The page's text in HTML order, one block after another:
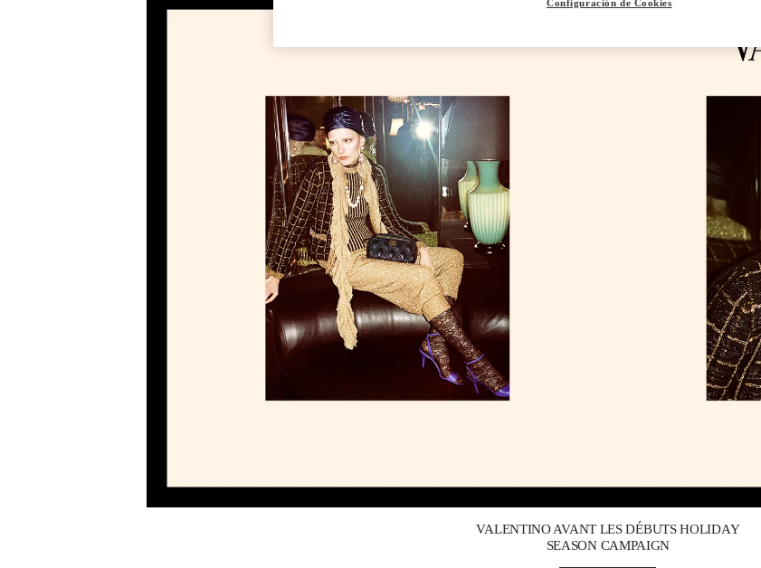
Link Opens in New
VALENTINO AVANT LES DÉBUTS HOLIDAY
SEASON CAMPAIGN
Configuración de Cookies